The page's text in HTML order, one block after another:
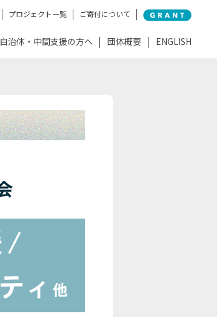
プロジェクト一覧 ご寄付について
自治体・中間支援の方へ 団体概要 ENGLISH